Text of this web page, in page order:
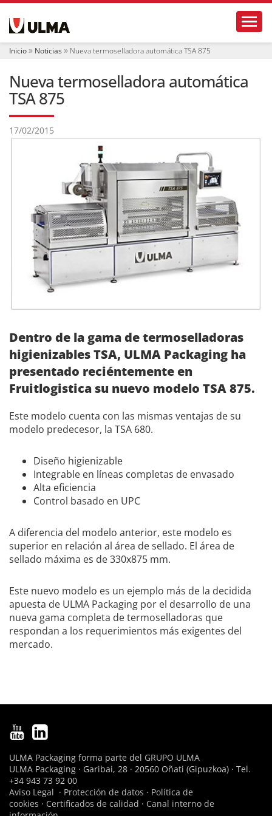
e Inicio Noticias Nueva termoselladora automática TSA 875
Nueva termoselladora automática
TSA 875
17/02/2015
Dentro de la gama de termoselladoras
higienizables TSA, ULMA Packaging ha
presentado reciéntemente en
Fruitlogistica su nuevo modelo TSA 875.
Este modelo cuenta con las mismas ventajas de su
modelo predecesor, la TSA 680.
Diseño higienizable
Integrable en líneas completas de envasado
Alta eficiencia
Control basado en UPC
A diferencia del modelo anterior, este modelo es
superior en relación al área de sellado. El área de
sellado máxima es de 330x875 mm.
Este nuevo modelo es un ejemplo más de la decidida
apuesta de ULMA Packaging por el desarrollo de una
nueva gama completa de termoselladoras que
respondan a los requerimientos más exigentes del
mercado.
ULMA Packaging forma parte del GRUPO ULMA
ULMA Packaging · Garibai, 28 · 20560 Oñati (Gipuzkoa) · Tel.
+34 943 73 92 00
Aviso Legal · Protección de datos · Política de
cookies · Certificados de calidad · Canal interno de